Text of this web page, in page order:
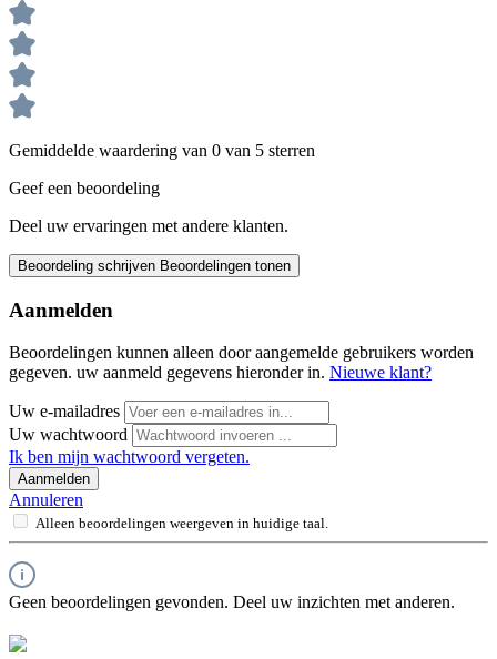
Gemiddelde waardering van 0 van 5 sterren
Geef een beoordeling
Deel uw ervaringen met andere klanten.
Beoordeling schrijven Beoordelingen tonen
Aanmelden
Beoordelingen kunnen alleen door aangemelde gebruikers worden
gegeven. uw aanmeld gegevens hieronder in. Nieuwe klant?
Uw e-mailadres
Uw wachtwoord
Ik ben mijn wachtwoord vergeten.
Aanmelden
Annuleren
Alleen beoordelingen weergeven in huidige taal.
Geen beoordelingen gevonden. Deel uw inzichten met anderen.